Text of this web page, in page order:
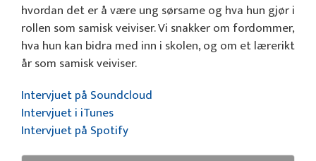
hvordan det er å være ung sørsame og hva hun gjør i
rollen som samisk veiviser. Vi snakker om fordommer,
hva hun kan bidra med inn i skolen, og om et lærerikt
år som samisk veiviser.
Intervjuet på Soundcloud
Intervjuet i iTunes
Intervjuet på Spotify